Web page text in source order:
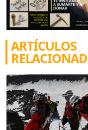
ARTÍCULOS